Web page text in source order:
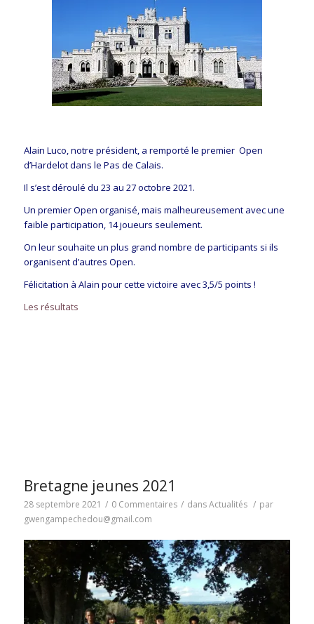
Alain Luco, notre président, a remporté le premier Open
d’Hardelot dans le Pas de Calais.
Il s’est déroulé du 23 au 27 octobre 2021.
Un premier Open organisé, mais malheureusement avec une
faible participation, 14 joueurs seulement.
On leur souhaite un plus grand nombre de participants si ils
organisent d’autres Open.
Félicitation à Alain pour cette victoire avec 3,5/5 points !
Les résultats
Bretagne jeunes 2021
28 septembre 2021 / 0 Commentaires / dansActualités / par
gwengampechedou@gmail.com